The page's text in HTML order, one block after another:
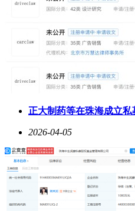
正大制药等在珠海成立私
2026-04-05